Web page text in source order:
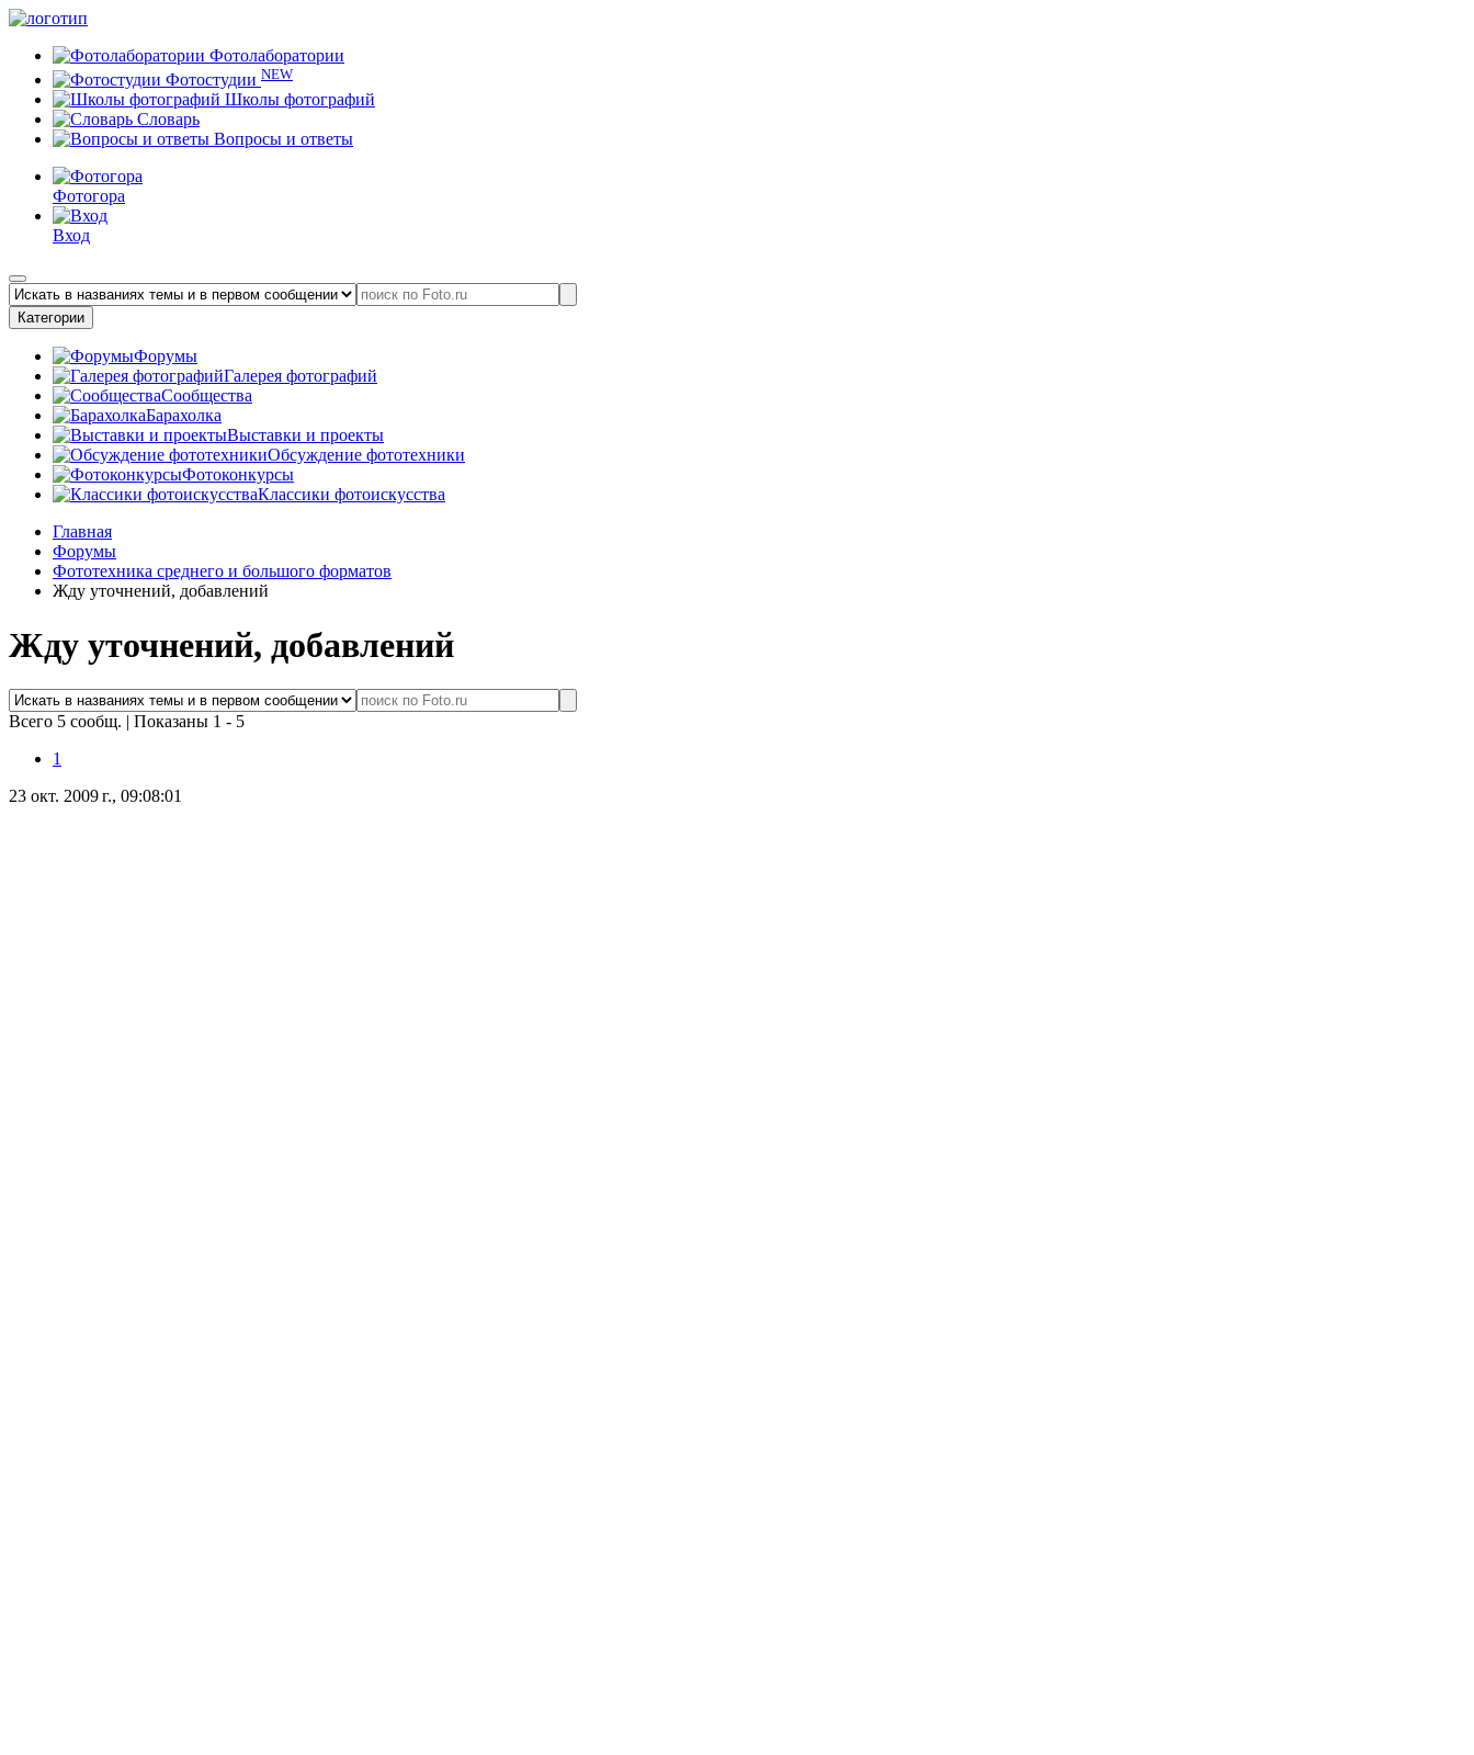
Фотолаборатории
Фотостудии NEW
Школы фотографий
Словарь
Вопросы и ответы
Фотогора
Вход
Категории
Форумы
Галерея фотографий
Сообщества
Барахолка
Выставки и проекты
Обсуждение фототехники
Фотоконкурсы
Классики фотоискусства
Главная
Форумы
Фототехника среднего и большого форматов
Жду уточнений, добавлений
Жду уточнений, добавлений
Всего 5 сообщ. | Показаны 1 - 5
1
23 окт. 2009 г., 09:08:01